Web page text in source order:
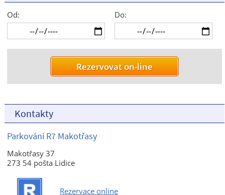
Od: Do:
Kontakty
Parkování R7 Makotřasy
Makotřasy 37
273 54 pošta Lidice
Rezervace online